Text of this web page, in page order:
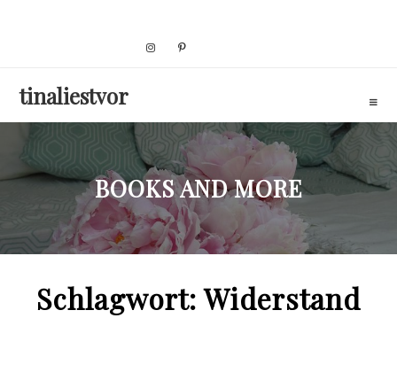
tinaliestvor
BOOKS AND MORE
Schlagwort:Widerstand